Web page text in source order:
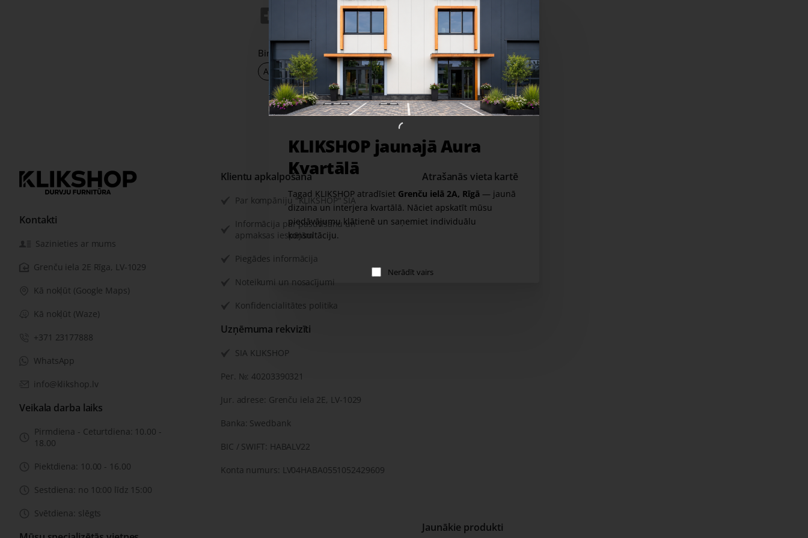
KLIKSHOP jaunajā Aura
Kvartālā
Tagad KLIKSHOP atradīsiet Grenču ielā 2A, Rīgā — jaunā
dizaina un interjera kvartālā. Nāciet apskatīt mūsu
piedāvājumu klātienē un saņemiet individuālu
konsultāciju.
Nerādīt vairs
WhatsApp
Email
Birkas:
Alumīnija grīdlīstes AL16X2 padziļinātiem profiliem AL16X2
Aluminum skirting board AL16X2
Kontakti
Sazinieties ar mums
Grenču iela 2E Rīga, LV-1029
Kā nokļūt (Google Maps)
Kā nokļūt (Waze)
+371 23177888
WhatsApp
info@klikshop.lv
Veikala darba laiks
Pirmdiena - Ceturtdiena: 10.00 -
18.00
Piektdiena: 10.00 - 16.00
Sestdiena: no 10:00 līdz 15:00
Svētdiena: slēgts
Klientu apkalpošana
Par kompāniju "KLIKSHOP" SIA
Informācija par pasūtīšanu un
apmaksas iespējām
Piegādes informācija
Noteikumi un nosacījumi
Konfidencialitātes politika
Uzņēmuma rekvizīti
SIA KLIKSHOP
Рег. №: 40203390321
Jur. adrese: Grenču iela 2E, LV-1029
Banka: Swedbank
BIC / SWIFT: HABALV22
Konta numurs: LV04HABA0551052429609
Atrašanās vieta kartē
Jaunākie produkti